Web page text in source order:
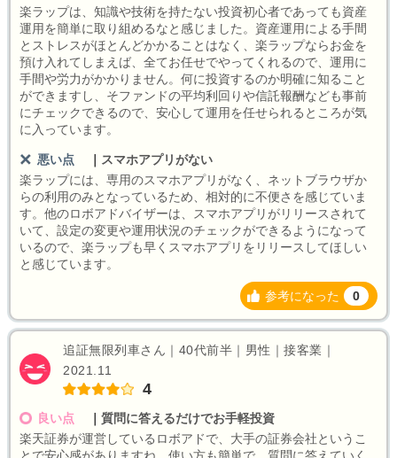
楽ラップは、知識や技術を持たない投資初心者であっても資産
運用を簡単に取り組めるなと感じました。資産運用による手間
とストレスがほとんどかかることはなく、楽ラップならお金を
預け入れてしまえば、全てお任せでやってくれるので、運用に
手間や労力がかかりません。何に投資するのか明確に知ること
ができますし、そファンドの平均利回りや信託報酬なども事前
にチェックできるので、安心して運用を任せられるところが気
に入っています。
悪い点
スマホアプリがない
楽ラップには、専用のスマホアプリがなく、ネットブラウザか
らの利用のみとなっているため、相対的に不便さを感じていま
す。他のロボアドバイザーは、スマホアプリがリリースされて
いて、設定の変更や運用状況のチェックができるようになって
いるので、楽ラップも早くスマホアプリをリリースしてほしい
と感じています。
参考になった 0
追証無限列車さん｜40代前半｜男性｜接客業｜
2021.11
4
良い点
質問に答えるだけでお手軽投資
楽天証券が運営しているロボアドで、大手の証券会社というこ